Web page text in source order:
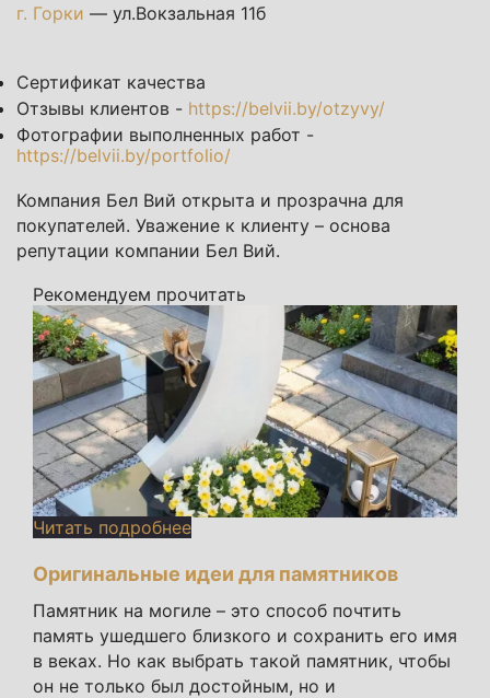
г. Горки — ул.Вокзальная 11б
Сертификат качества
Отзывы клиентов - https://belvii.by/otzyvy/
Фотографии выполненных работ -
https://belvii.by/portfolio/
Компания Бел Вий открыта и прозрачна для
покупателей. Уважение к клиенту – основа
репутации компании Бел Вий.
Рекомендуем прочитать
Читать подробнее
Оригинальные идеи для памятников
Памятник на могиле – это способ почтить
память ушедшего близкого и сохранить его имя
в веках. Но как выбрать такой памятник, чтобы
он не только был достойным, но и